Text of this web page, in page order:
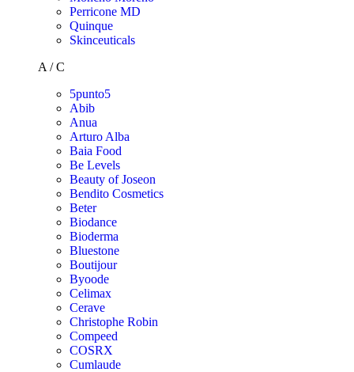
Perricone MD
Quinque
Skinceuticals
A / C
5punto5
Abib
Anua
Arturo Alba
Baia Food
Be Levels
Beauty of Joseon
Bendito Cosmetics
Beter
Biodance
Bioderma
Bluestone
Boutijour
Byoode
Celimax
Cerave
Christophe Robin
Compeed
COSRX
Cumlaude